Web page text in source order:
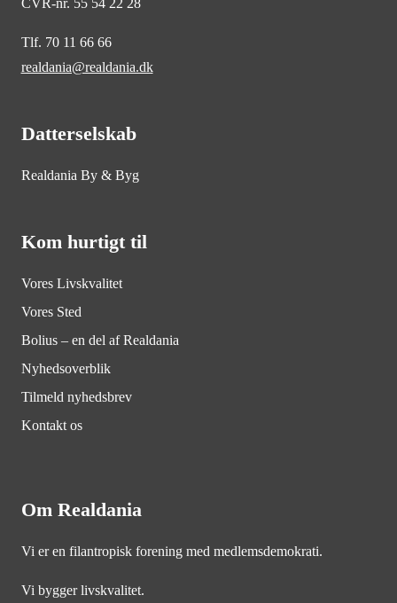
CVR-nr. 55 54 22 28
Tlf. 70 11 66 66
realdania@realdania.dk
Datterselskab
Realdania By & Byg
Kom hurtigt til
Vores Livskvalitet
Vores Sted
Bolius – en del af Realdania
Nyhedsoverblik
Tilmeld nyhedsbrev
Kontakt os
Om Realdania
Vi er en filantropisk forening med medlemsdemokrati.
Vi bygger livskvalitet.